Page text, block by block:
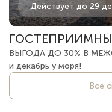
Действует до 29
ВЫГОДА ДО 30% В
и декабрь у моря!
Все